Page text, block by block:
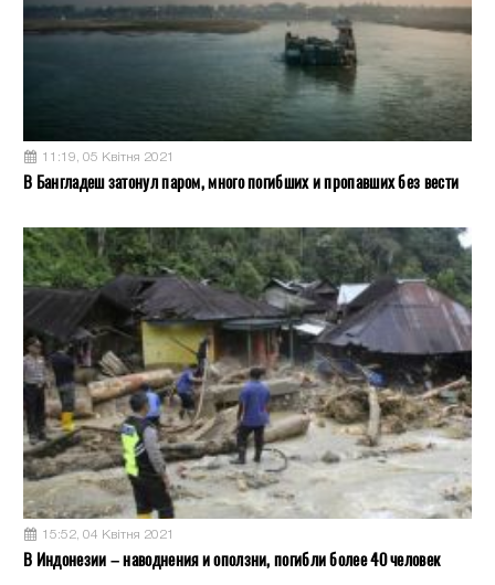
11:19, 05 Квітня 2021
В Бангладеш затонул паром, много погибших и пропавших без вести
15:52, 04 Квітня 2021
В Индонезии – наводнения и оползни, погибли более 40 человек